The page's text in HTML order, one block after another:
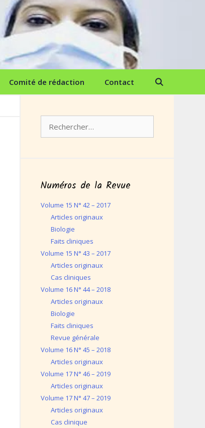
Comité de rédaction Contact
Numéros de la Revue
Volume 15 N° 42 – 2017
Articles originaux
Biologie
Faits cliniques
Volume 15 N° 43 – 2017
Articles originaux
Cas cliniques
Volume 16 N° 44 – 2018
Articles originaux
Biologie
Faits cliniques
Revue générale
Volume 16 N° 45 – 2018
Articles originaux
Volume 17 N° 46 – 2019
Articles originaux
Volume 17 N° 47 – 2019
Articles originaux
Cas clinique